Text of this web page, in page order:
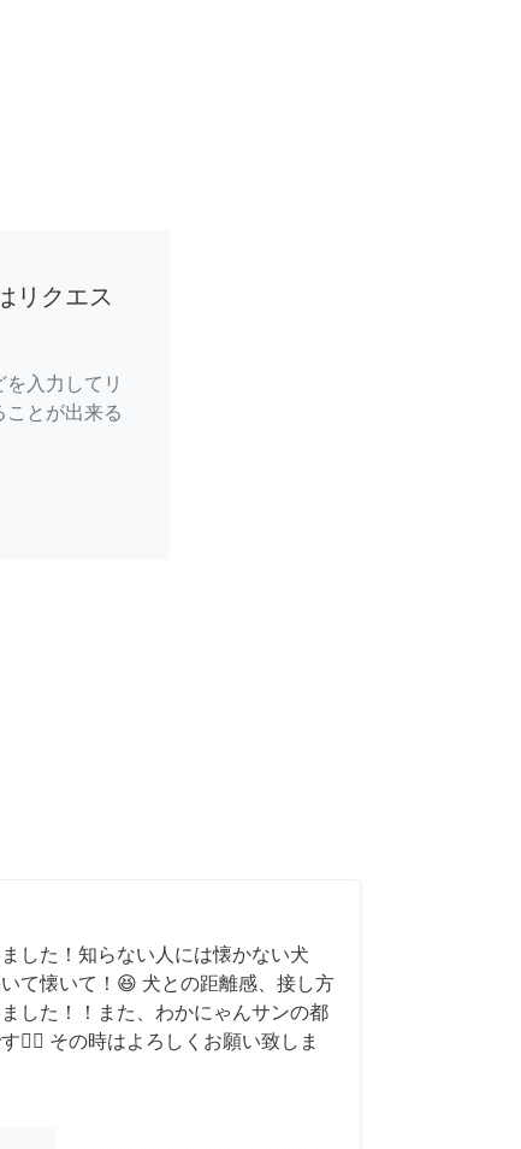
リクエス
入力してリ
ことが出来る
した！知らない人には懐かない犬
て懐いて！😆 犬との距離感、接し方
した！！また、わかにゃんサンの都
🙇‍♂️ その時はよろしくお願い致しま